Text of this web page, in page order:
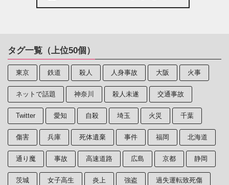
タグ一覧（上位50個）
東京 鉄道 殺人 人身事故 大阪 火事
ネットで話題 神奈川 殺人未遂 交通事故
Twitter 愛知 自殺 埼玉 火災 千葉
傷害 兵庫 死体遺棄 事件 福岡 北海道
通り魔 事故 高速道路 広島 京都 静岡
茨城 女子高生 炎上 強盗 過失運転致死傷